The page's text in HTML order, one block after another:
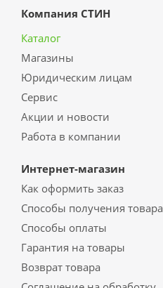
Компания СТИН
Каталог
Магазины
Юридическим лицам
Сервис
Акции и новости
Работа в компании
Интернет-магазин
Как оформить заказ
Способы получения товара
Способы оплаты
Гарантия на товары
Возврат товара